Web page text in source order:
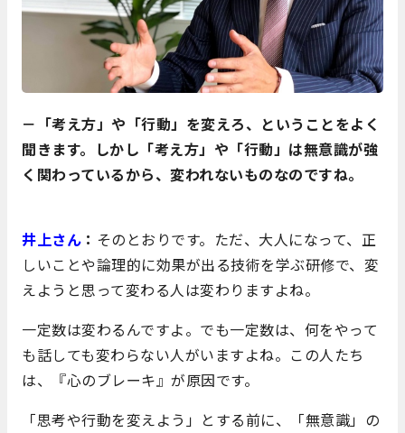
－「考え方」や「行動」を変えろ、ということをよく
聞きます。しかし「考え方」や「行動」は無意識が強
く関わっているから、変われないものなのですね。
井上さん ： そのとおりです。ただ、大人になって、正
しいことや論理的に効果が出る技術を学ぶ研修で、変
えようと思って変わる人は変わりますよね。
一定数は変わるんですよ。でも一定数は、何をやって
も話しても変わらない人がいますよね。この人たち
は、『心のブレーキ』が原因です。
「思考や行動を変えよう」とする前に、「無意識」の